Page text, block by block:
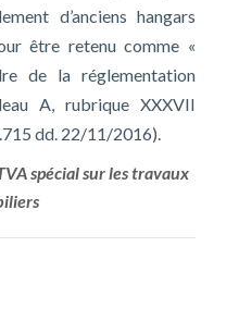
d’anciens hangars
être retenu comme «
de la réglementation
A, rubrique XXXVII
dd. 22/11/2016).
spécial sur les travaux